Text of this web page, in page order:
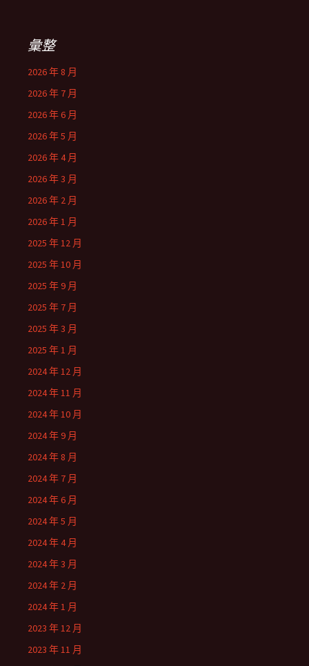
彙整
2026 年 8 月
2026 年 7 月
2026 年 6 月
2026 年 5 月
2026 年 4 月
2026 年 3 月
2026 年 2 月
2026 年 1 月
2025 年 12 月
2025 年 10 月
2025 年 9 月
2025 年 7 月
2025 年 3 月
2025 年 1 月
2024 年 12 月
2024 年 11 月
2024 年 10 月
2024 年 9 月
2024 年 8 月
2024 年 7 月
2024 年 6 月
2024 年 5 月
2024 年 4 月
2024 年 3 月
2024 年 2 月
2024 年 1 月
2023 年 12 月
2023 年 11 月